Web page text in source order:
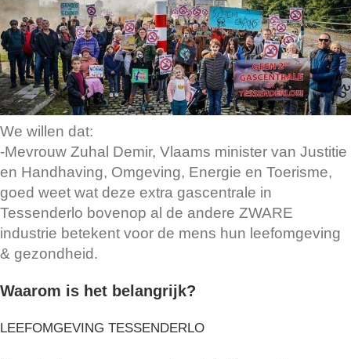
We willen dat:
-Mevrouw Zuhal Demir, Vlaams minister van Justitie
en Handhaving, Omgeving, Energie en Toerisme,
goed weet wat deze extra gascentrale in
Tessenderlo bovenop al de andere ZWARE
industrie betekent voor de mens hun leefomgeving
& gezondheid.
Waarom is het belangrijk?
LEEFOMGEVING TESSENDERLO